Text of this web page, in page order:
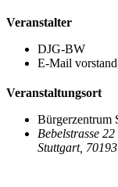
Veranstalter
DJG-BW
E-Mail
Veranstaltungsort
Bürgerzentrum
Bebelstrasse 22
Stuttgart, 70193